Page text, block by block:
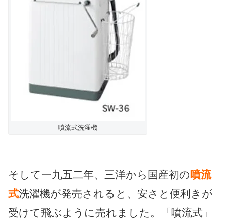
噴流式洗濯機
そして一九五二年、三洋から国産初の噴流
式洗濯機が発売されると、安さと便利きが
受けて飛ぶように売れました。「噴流式」